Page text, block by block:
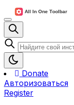
Donate
Авторизоваться
Register